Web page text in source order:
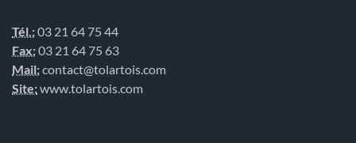
Tél.:03 21 64 75 44
Fax:03 21 64 75 63
Mail:contact@tolartois.com
Site:www.tolartois.com